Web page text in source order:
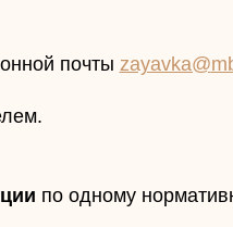
почты zayavka@
по одному